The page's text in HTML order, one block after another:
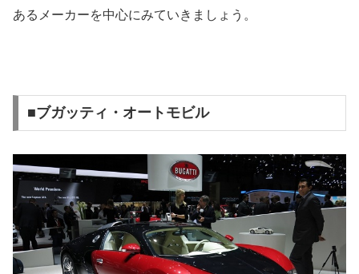
あるメーカーを中心にみていきましょう。
■ブガッティ・オートモビル